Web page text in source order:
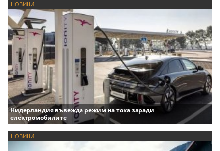
НОВИНИ
Нидерландия въвежда режим на тока заради
електромобилите
НОВИНИ